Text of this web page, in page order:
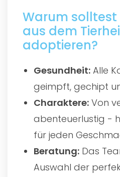
Warum solltest
aus dem
adoptieren?
Gesundheit: Alle
geimpft, gechipt
Charaktere: Von
abenteuerlustig -
für jeden
Beratung: Das
Auswahl der